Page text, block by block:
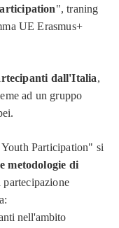
", traning
UE Erasmus+
dall'Italia,
ad un gruppo
Participation" si
metodologie di
nell'ambito